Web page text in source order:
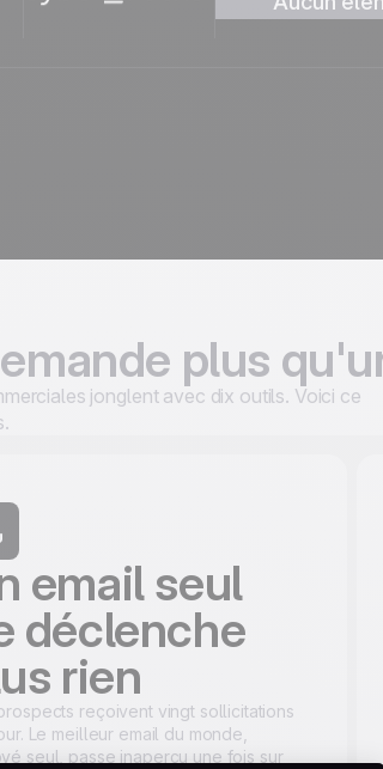
Nous
plus
jonglent avec dix outils. Voici ce
email seul
déclenche
rien
reçoivent vingt sollicitations
Le meilleur email du monde,
seul, passe inaperçu une fois sur